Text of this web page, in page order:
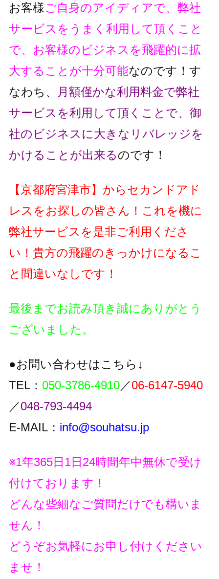
お客様ご自身のアイディアで、弊社
サービスをうまく利用して頂くこと
で、 お客様のビジネスを飛躍的に拡
大することが十分可能なのです！ す
なわち、
月額僅かな利用料金で弊社
サービスを利用して頂くことで、 御
社のビジネスに大きなリバレッジを
かけることが出来るのです！
【京都府宮津市】 からセカンドアド
レスをお探しの皆さん！これを機に
弊社サービスを是非ご利用くださ
い！貴方の飛躍のきっかけになるこ
と間違いなしです！
最後までお読み頂き誠にありがとう
ございました。
●お問い合わせはこちら↓
TEL： 050-3786-4910／06-6147-5940
／048-793-4494
E-MAIL： info@souhatsu.jp
※1年365日1日24時間年中無休で受け
付けております！
どんな些細なご質問だけでも構いま
せん！
どうぞお気軽にお申し付けください
ませ！